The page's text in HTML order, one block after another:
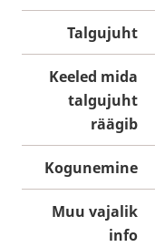
Talgujuht
Keeled mida
talgujuht
räägib
Kogunemine
Muu vajalik
info